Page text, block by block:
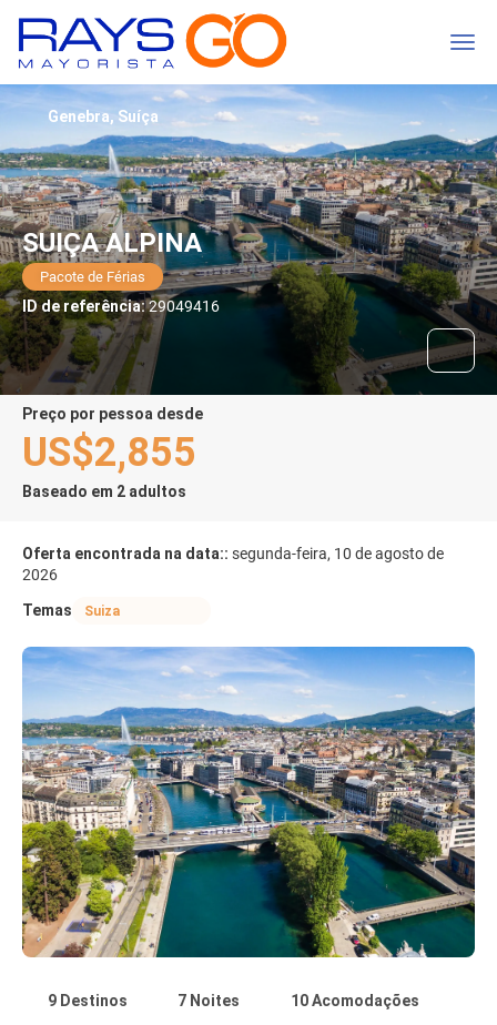
SUIÇA ALPINA
Pacote de Férias
ID de referência:29049416
Genebra, Suíça
preço por pessoa desde
US$2,855
Baseado em 2 adultos
Oferta encontrada na data:: segunda-feira, 10 de agosto de
2026
Temas
Suiza
9 Destinos 7 Noites 10 Acomodações